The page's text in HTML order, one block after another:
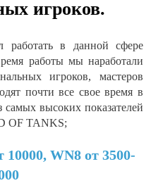
игроков.
работать в данной сфере
работы мы наработали
игроков, мастеров
почти все свое время в
высоких показателей
OF TANKS;
WN8 от 3500-